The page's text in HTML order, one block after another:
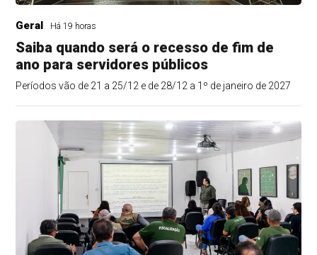
Geral Há 19 horas
Saiba quando será o recesso de fim de
ano para servidores públicos
Períodos vão de 21 a 25/12 e de 28/12 a 1º de janeiro de 2027